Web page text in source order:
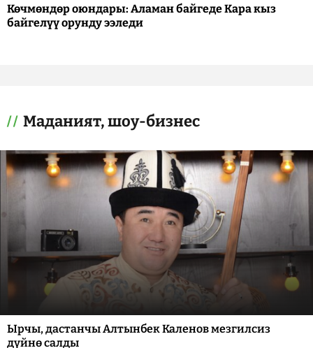
Көчмөндөр оюндары: Аламан байгеде Кара кыз
байгелүү орунду ээледи
Маданият, шоу-бизнес
Ырчы, дастанчы Алтынбек Каленов мезгилсиз
дүйнө салды